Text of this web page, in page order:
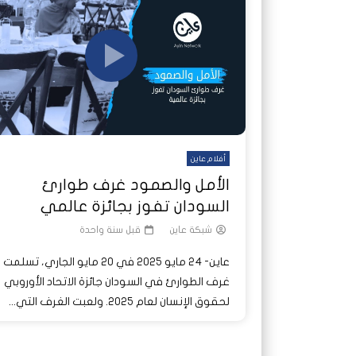
شاهد
عملتان وتطبيق مصرفي واحد.. كيف
تشظى النظام المصرفي في حرب
السودان؟
تصدر
ديون
شاهد
عملتان وتطبيق مصرفي واحد.. كيف
تشظى النظام المصرفي في حرب
السودان؟
هجمات
على
أفلام عاين
الأمل والصمود غرف طوارئ
السودان تفوز بجائزة عالمي
شبكة عاين قبل سنة واحدة
عاين- 24 مايو 2025 في 20 مايو الجاري، تسلمت
غرف الطوارئ في السودان جائزة الاتحاد الأوروبي
لحقوق الإنسان لعام 2025. ولعبت الغرف التي...